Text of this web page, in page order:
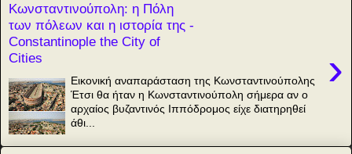
Κωνσταντινούπολη: η Πόλη
των πόλεων και η ιστορία της -
Constantinople the City of
Cities
›
Εικονική αναπαράσταση της Κωνσταντινούπολης
Έτσι θα ήταν η Κωνσταντινούπολη σήμερα αν ο
αρχαίος βυζαντινός Ιππόδρομος είχε διατηρηθεί
άθι...